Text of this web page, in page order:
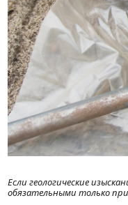
Если геологические
обязательными только